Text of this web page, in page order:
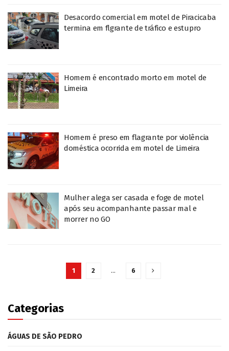
Desacordo comercial em motel de Piracicaba
termina em flgrante de tráfico e estupro
Homem é encontrado morto em motel de
Limeira
Homem é preso em flagrante por violência
doméstica ocorrida em motel de Limeira
Mulher alega ser casada e foge de motel
após seu acompanhante passar mal e
morrer no GO
1 2 … 6
Categorias
ÁGUAS DE SÃO PEDRO